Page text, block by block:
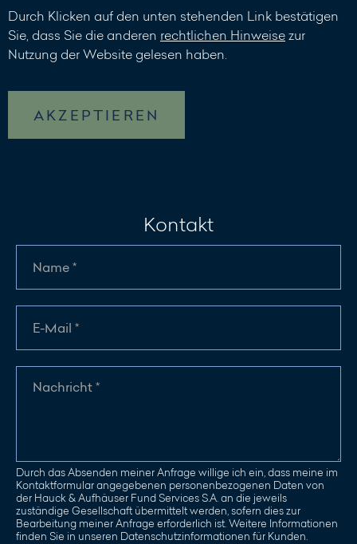
Durch Klicken auf den unten stehenden Link bestätigen
Sie, dass Sie die anderen rechtlichen Hinweisezur
Nutzung der Website gelesen haben.
AKZEPTIEREN
Kontakt
Durch das Absenden meiner Anfrage willige ich ein, dass meine im
Kontaktformular angegebenen personenbezogenen Daten von
der Hauck & Aufhäuser Fund Services S.A. an die jeweils
zuständige Gesellschaft übermittelt werden, sofern dies zur
Bearbeitung meiner Anfrage erforderlich ist. Weitere Informationen
finden Sie in unseren Datenschutzinformationen für Kunden.